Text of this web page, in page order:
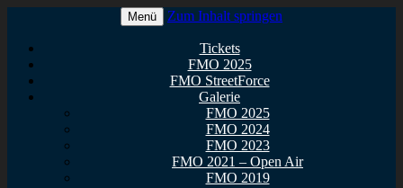
FullMetal Osthessen – 13. FMO
2026
Menü Zum Inhalt springen
Tickets
FMO 2025
FMO StreetForce
Galerie
FMO 2025
FMO 2024
FMO 2023
FMO 2021 – Open Air
FMO 2019